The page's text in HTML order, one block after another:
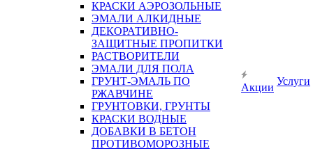
КРАСКИ АЭРОЗОЛЬНЫЕ
ЭМАЛИ АЛКИДНЫЕ
ДЕКОРАТИВНО-
ЗАЩИТНЫЕ ПРОПИТКИ
РАСТВОРИТЕЛИ
ЭМАЛИ ДЛЯ ПОЛА
ГРУНТ-ЭМАЛЬ ПО
РЖАВЧИНЕ
ГРУНТОВКИ, ГРУНТЫ
КРАСКИ ВОДНЫЕ
ДОБАВКИ В БЕТОН
ПРОТИВОМОРОЗНЫЕ
Акции
Услуги